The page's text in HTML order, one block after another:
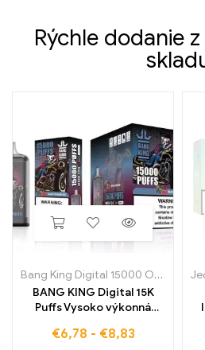
Rýchle dodanie
Bang King Digital 15000 Obláčiky
BANG KING Digital 15K
Puffs Vysoko výkonná
intenzívnou chuťou
€6,78 - €8,83